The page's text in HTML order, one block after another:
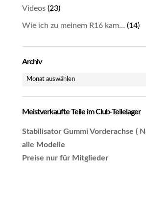
Videos(23)
Wie ich zu meinem R16 kam… (14)
Archiv
Archiv
Meistverkaufte Teile im Club-Teilelager
Stabilisator Gummi Vorderachse (
alle Modelle
Preise nur für Mitglieder